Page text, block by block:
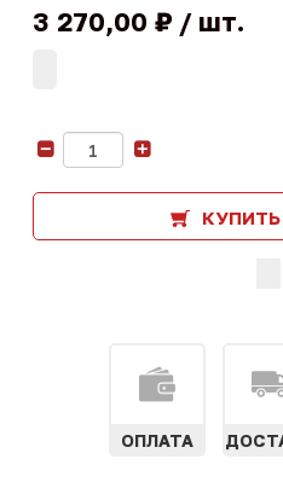
3 270,00 ₽ шт.
КУПИТЬ
ОПЛАТА